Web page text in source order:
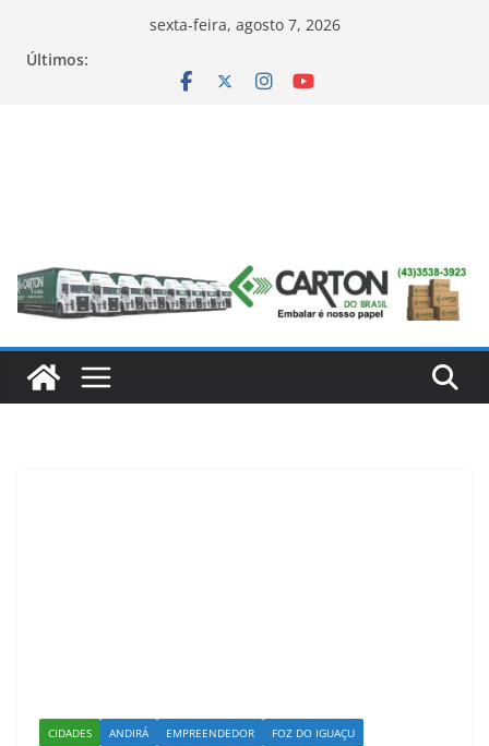
sexta-feira, agosto 7, 2026
Últimos:
CIDADES ANDIRÁ EMPREENDEDOR FOZ DO IGUAÇU